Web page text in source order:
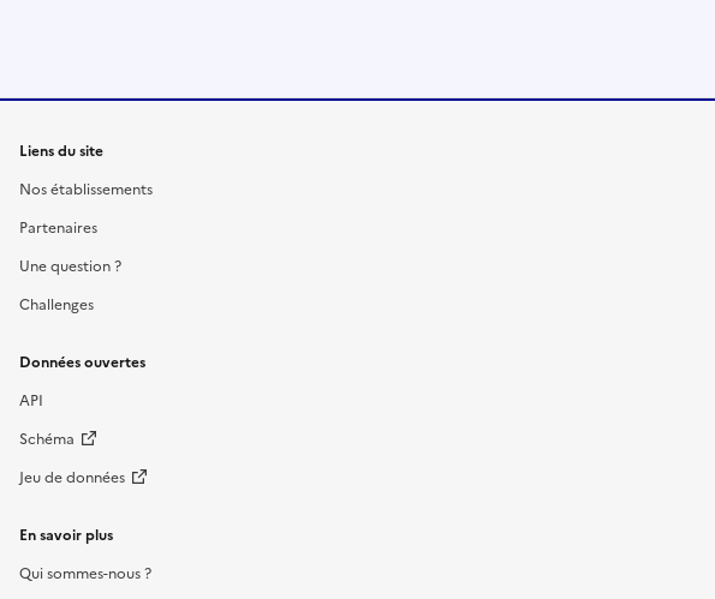
Liens du site
Nos établissements
Partenaires
Une question ?
Challenges
Données ouvertes
API
Schéma
Jeu de données
En savoir plus
Qui sommes-nous ?